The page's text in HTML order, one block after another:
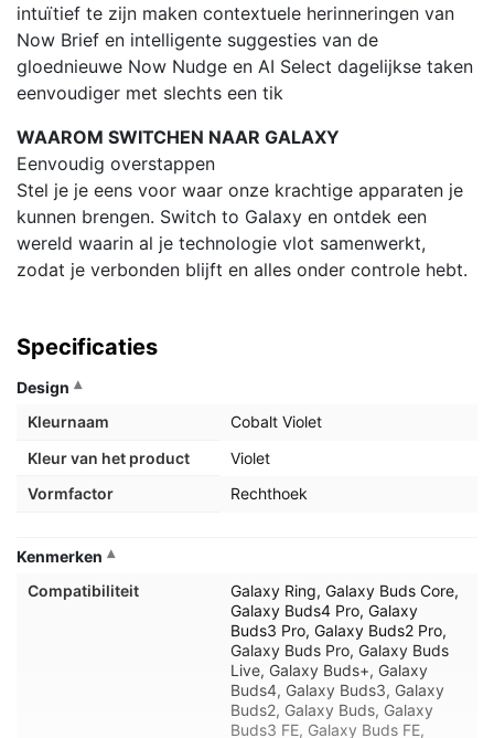
intuïtief te zijn maken contextuele herinneringen van
Now Brief en intelligente suggesties van de
gloednieuwe Now Nudge en AI Select dagelijkse taken
eenvoudiger met slechts een tik
WAAROM SWITCHEN NAAR GALAXY
Eenvoudig overstappen
Stel je je eens voor waar onze krachtige apparaten je
kunnen brengen. Switch to Galaxy en ontdek een
wereld waarin al je technologie vlot samenwerkt,
zodat je verbonden blijft en alles onder controle hebt.
Specificaties
Design
Kleurnaam
Cobalt Violet
Kleur van het product
Violet
Vormfactor
Rechthoek
Kenmerken
Compatibiliteit
Galaxy Ring, Galaxy Buds Core,
Galaxy Buds4 Pro, Galaxy
Buds3 Pro, Galaxy Buds2 Pro,
Galaxy Buds Pro, Galaxy Buds
Live, Galaxy Buds+, Galaxy
Buds4, Galaxy Buds3, Galaxy
Buds2, Galaxy Buds, Galaxy
Buds3 FE, Galaxy Buds FE,